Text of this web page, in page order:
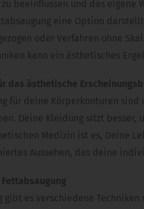
beeinflussen und das
eine Option
gezogen oder Verfahren ohne
kann ein ästhetisches
das ästhetische
für deine Körperkonturen
Deine Kleidung sitzt
Medizin ist es, Deine
Aussehen, das deine
gibt es verschiedene